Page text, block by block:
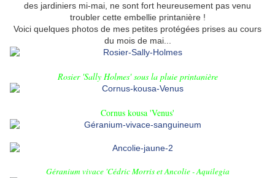
des jardiniers mi-mai , ne sont fort heureusement pas venu
troubler cette embellie printanière !
Voici quelques photos de mes petites protégées prises au cours
du mois de mai...
Rosier 'Sally Holmes' sous la pluie printanière
Cornus kousa 'Venus'
Géranium vivace 'Cédric MorrisetAncolie - Aquilegia